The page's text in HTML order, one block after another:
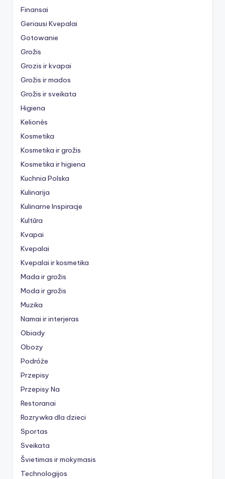
Finansai
Geriausi Kvepalai
Gotowanie
Grožis
Grozis ir kvapai
Grožis ir mados
Grožis ir sveikata
Higiena
Kelionės
Kosmetika
Kosmetika ir grožis
Kosmetika ir higiena
Kuchnia Polska
Kulinarija
Kulinarne Inspiracje
Kultūra
Kvapai
Kvepalai
Kvepalai ir kosmetika
Mada ir grožis
Moda ir grožis
Muzika
Namai ir interjeras
Obiady
Obozy
Podróże
Przepisy
Przepisy Na
Restoranai
Rozrywka dla dzieci
Sportas
Sveikata
Švietimas ir mokymasis
Technologijos